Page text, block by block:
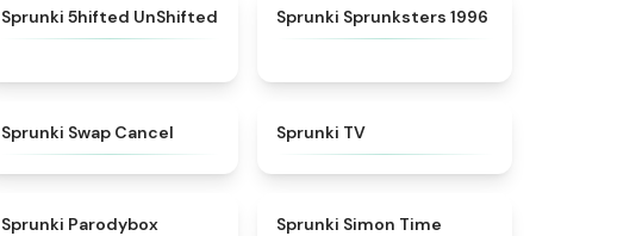
★ 4.4
Sprunki 5hifted UnShifted ★5
Sprunki Sprunksters 1996
Sprunki Swap Cancel Sprunki TV
Sprunki Parodybox
Sprunki Simon Time